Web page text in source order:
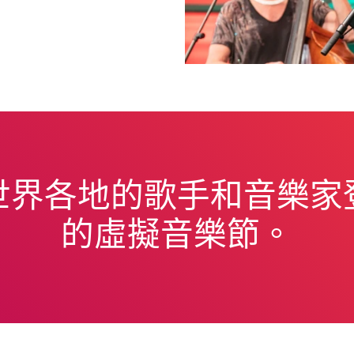
界各地的歌手和音樂家
的虛擬音樂節。